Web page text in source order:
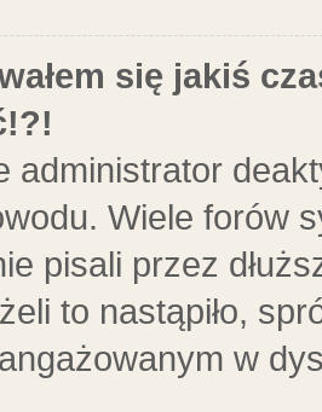
się jakiś
administrator
Wiele forów
pisali przez
to nastąpiło,
w